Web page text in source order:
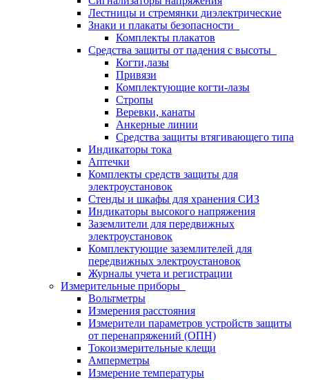
Лестницы и стремянки диэлектрические
Знаки и плакаты безопасности
Комплекты плакатов
Средства защиты от падения с высоты
Когти,лазы
Привязи
Комплектующие когти-лазы
Стропы
Веревки, канаты
Анкерные линии
Средства защиты втягивающего типа
Индикаторы тока
Аптечки
Комплекты средств защиты для
электроустановок
Стенды и шкафы для хранения СИЗ
Индикаторы высокого напряжения
Заземлители для передвижных
электроустановок
Комплектующие заземлителей для
передвижных электроустановок
Журналы учета и регистрации
Измерительные приборы
Вольтметры
Измерения расстояния
Измерители параметров устройств защиты
от перенапряжений (ОПН)
Токоизмерительные клещи
Амперметры
Измерение температуры